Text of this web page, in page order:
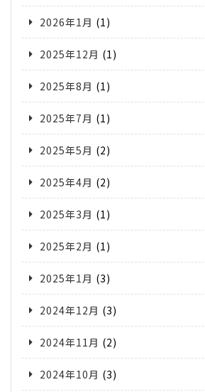
2026年1月 (1)
2025年12月 (1)
2025年8月 (1)
2025年7月 (1)
2025年5月 (2)
2025年4月 (2)
2025年3月 (1)
2025年2月 (1)
2025年1月 (3)
2024年12月 (3)
2024年11月 (2)
2024年10月 (3)